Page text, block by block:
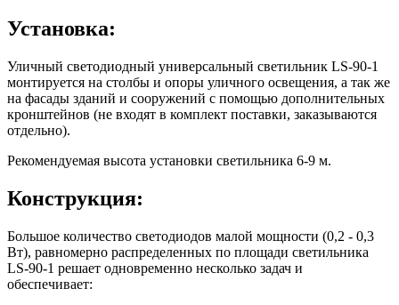
Установка:
Уличный светодиодный универсальный светильник LS-90-1
монтируется на столбы и опоры уличного освещения, а так же
на фасады зданий и сооружений с помощью дополнительных
кронштейнов (не входят в комплект поставки, заказываются
отдельно).
Рекомендуемая высота установки светильника 6-9 м.
Конструкция:
Большое количество светодиодов малой мощности (0,2 - 0,3
Вт), равномерно распределенных по площади светильника
LS-90-1 решает одновременно несколько задач и
обеспечивает: